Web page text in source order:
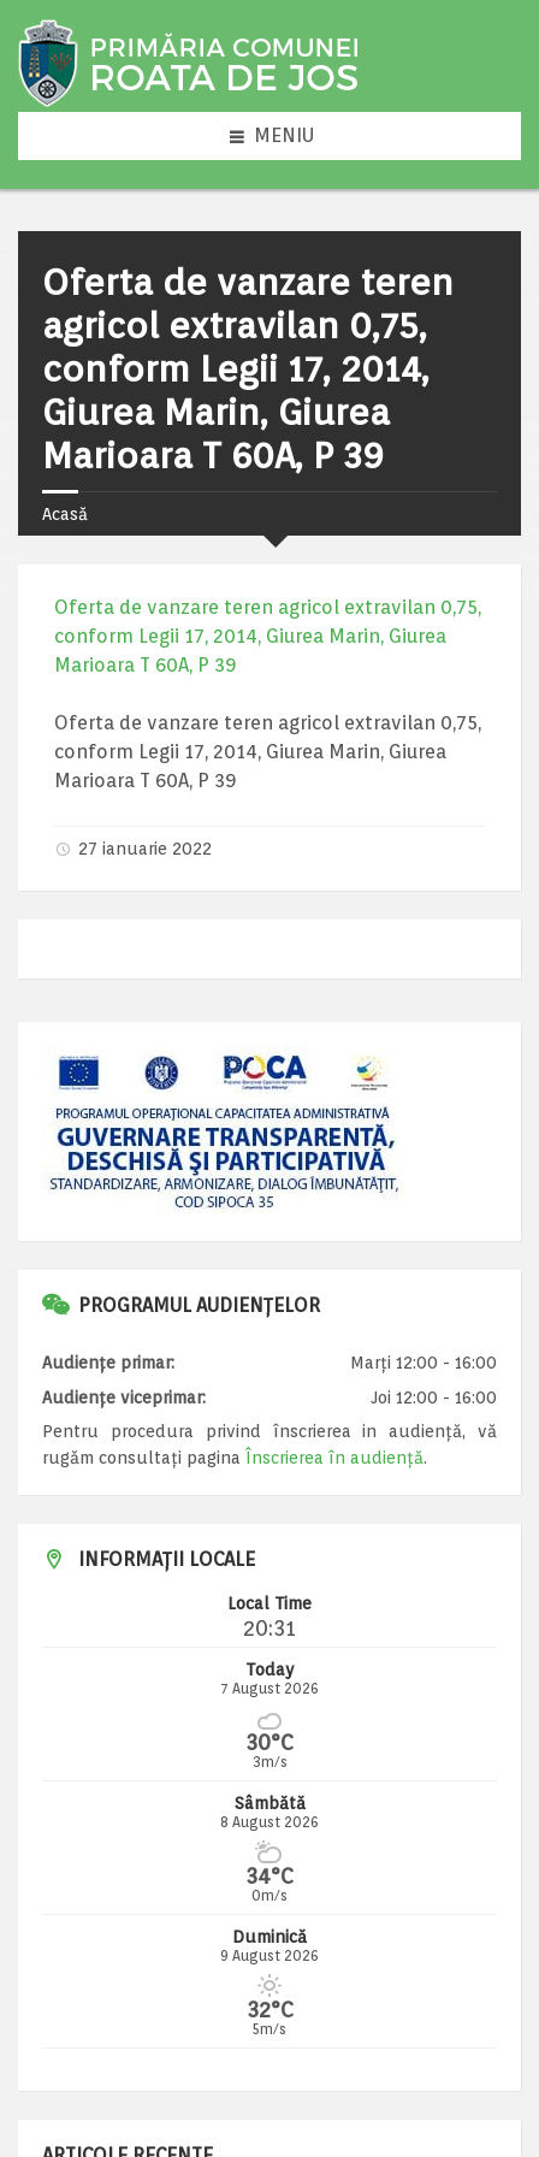
MENIU
Oferta de vanzare teren
agricol extravilan 0,75,
conform Legii 17, 2014,
Giurea Marin, Giurea
Marioara T 60A, P 39
Acasă
Oferta de vanzare teren agricol extravilan 0,75,
conform Legii 17, 2014, Giurea Marin, Giurea
Marioara T 60A, P 39
Oferta de vanzare teren agricol extravilan 0,75,
conform Legii 17, 2014, Giurea Marin, Giurea
Marioara T 60A, P 39
27 ianuarie 2022
PROGRAMUL AUDIENȚELOR
Audiențe primar:
Marți 12:00 - 16:00
Audiențe viceprimar:
Joi 12:00 - 16:00
Pentru procedura privind înscrierea in audiență, vă
rugăm consultați pagina Înscrierea în audiență.
INFORMAȚII LOCALE
Local Time
20:31
Today
7 August 2026
30°C
3m/s
Sâmbătă
8 August 2026
34°C
0m/s
Duminică
9 August 2026
32°C
5m/s